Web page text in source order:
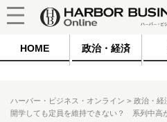
HOME 政治・経済
ハーバー・ビジネス・オンライン 政治・経
開学しても定員を維持できない？ 系列中高